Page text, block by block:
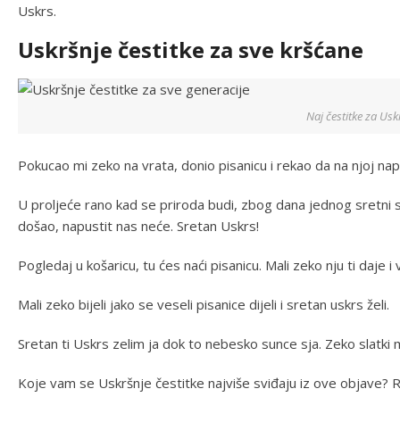
Uskrs.
Uskršnje čestitke za sve kršćane
Naj čestitke za
Pokucao mi zeko na vrata, donio pisanicu i rekao da na njoj
U proljeće rano kad se priroda budi, zbog dana jednog sretni
došao, napustit nas neće. Sretan Uskrs!
Pogledaj u košaricu, tu ćes naći pisanicu. Mali zeko nju ti daje
Mali zeko bijeli jako se veseli pisanice dijeli i sretan uskrs želi.
Sretan ti Uskrs zelim ja dok to nebesko sunce sja. Zeko slatki
Koje vam se Uskršnje čestitke najviše sviđaju iz ove objave?